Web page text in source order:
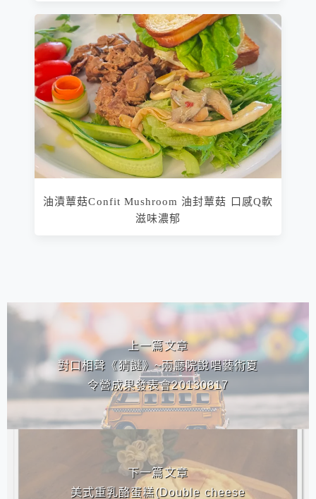
油漬蕈菇Confit Mushroom 油封蕈菇 口感Q軟
滋味濃郁
相連文章
上一篇文章
對口相聲《猜謎》~兩廳院說唱藝術夏
令營成果發表會20130817
下一篇文章
美式重乳酪蛋糕(Double cheese